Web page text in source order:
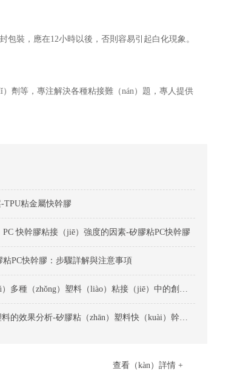
包裝，應在12小時以後，否則容易引起白化現象。
劑等， 專注解決各種粘接難（nán）題，專人提供
TPU粘金屬快幹膠
PC 快幹膠粘接（jiē）強度的因素-矽膠粘PC快幹膠
PC快幹膠：步驟詳解與注意事項
快幹膠在矽膠與（yǔ）多種（zhǒng）塑料（liào）粘接（jiē）中的創新應用-矽膠粘塑料快幹膠
快幹膠粘合矽膠與塑料的效果分析-矽膠粘（zhān）塑料快（kuài）幹膠（jiāo）
查看（kàn）詳情 +